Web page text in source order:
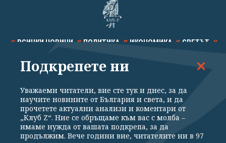
ВСИЧКИ НОВИНИ ПОЛИТИКА ИКОНОМИКА СВЕТЪТ
СПОРТ КУЛТУРА ТЕХНОЛОГИИ КАЛЕЙДОСКОП
Подкрепете ни
Уважаеми читатели, вие сте тук и днес, за да
научите новините от България и света, и да
прочетете актуални анализи и коментари от
„Клуб Z“. Ние се обръщаме към вас с молба –
имаме нужда от вашата подкрепа, за да
продължим. Вече години вие, читателите ни в 97